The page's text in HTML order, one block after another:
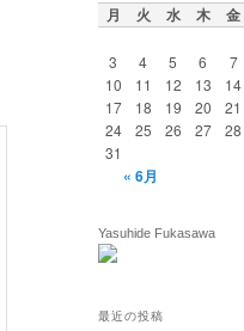
月 火 水 木 金
3
4 5 6 7
10
11 12 13 14
17
18 19 20 21
24
25 26 27 28
31
« 6月
Yasuhide Fukasawa
最近の投稿